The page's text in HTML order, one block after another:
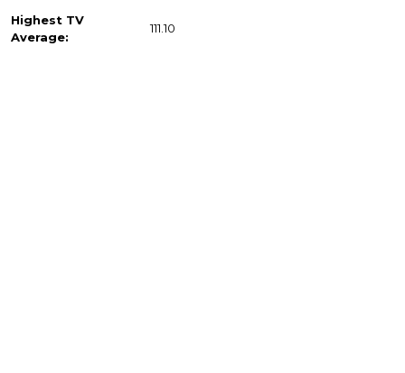
Highest TV
Average:
111.10